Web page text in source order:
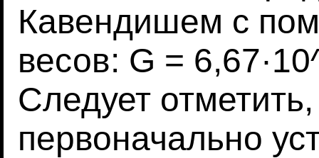
Кавендишем с
весов: G =
Следует
первоначально